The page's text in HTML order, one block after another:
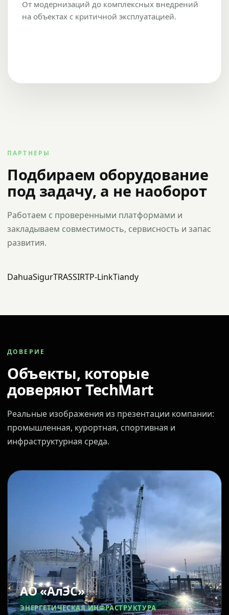
От модернизаций до комплексных внедрений
на объектах с критичной эксплуатацией.
ПАРТНЕРЫ
Подбираем оборудование
под задачу, а не наоборот
Работаем с проверенными платформами и
закладываем совместимость, сервисность и запас
развития.
DahuaSigurTRASSIRTP-LinkTiandy
ДОВЕРИЕ
Объекты, которые
доверяют TechMart
Реальные изображения из презентации компании:
промышленная, курортная, спортивная и
инфраструктурная среда.
АО «АлЭС»
ЭНЕРГЕТИЧЕСКАЯ ИНФРАСТРУКТУРА